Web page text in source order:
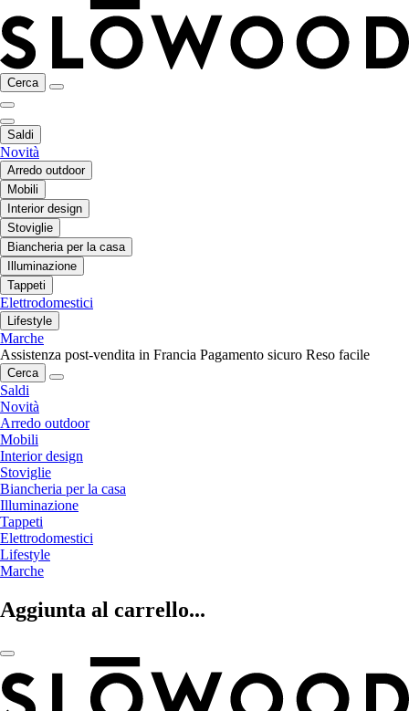
Cerca
Saldi
Novità
Arredo outdoor
Mobili
Interior design
Stoviglie
Biancheria per la casa
Illuminazione
Tappeti
Elettrodomestici
Lifestyle
Marche
Assistenza post-vendita in Francia Pagamento sicuro Reso facile
Cerca
Saldi
Novità
Arredo outdoor
Mobili
Interior design
Stoviglie
Biancheria per la casa
Illuminazione
Tappeti
Elettrodomestici
Lifestyle
Marche
Aggiunta al carrello...